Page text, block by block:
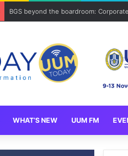
BGS beyond the boardroom:
WHAT’S NEW UUM FM